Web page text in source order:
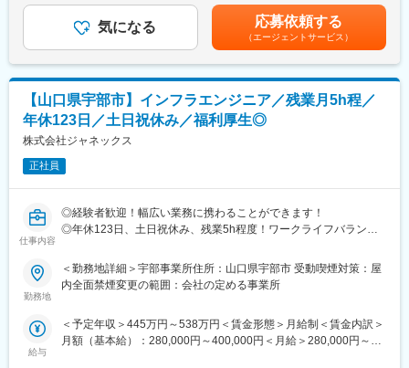
では珍しい施設を運営することを強みに、官公庁とも安定取引を
しています。”地域社会で最も信頼されるICT企業“を目指し、日々
新たなチャレンジを行っています。
変更の範囲：会社の定める業務
使い方や設定方法の問合せの場合、こちらの部署につながれます
本部署のメンバーで、お電話、メール、チャットで回答をお伝え
ります。
■お仕事詳細：
・システムエラー/トラブルなどシステムの専門性が求められる問
合せは別部署で対応。本ポジションはツールの使い方などをお伝
えします。
・ユーザーは税理士の先生、事業会社の財務経理部長様が多く、
経理の専門用語を用いた問合せあります。そのため経理の知識や
スキルを活かせます。
・ご入社後は「この問い合わせには〇〇のような回答でお客様に
で、安心して業務にあたれます。
・現状の問合せ受付時間は10～17時。それ以外の時間帯で対応す
・問合せ件数は月250件/1日12～15件程度。担当者あたり1日3～5
件を対応します（繁忙期はもう少し増えます）
補足＞■昇給：年1回（1月）■年俸制のため賞与無■年収モデル：
20代：300万～450万30代：390万～740万40代：450万～900万※
前職年収やご経験によって給与の設定を行います。※評価やスキル
によって金額変動あり。賃金はあくまでも目安の金額であり、選
考を通じて上下する可能性があります。月給(月額)は固定手当を含
めた表記です。
気になる 応募依頼する
（エージェントサービス）
【山口県宇部市】インフラエンジニア／残業月5h程／
年休123日／土日祝休み／福利厚生◎
株式会社ジャネックス
正社員
仕事内容
◎経験者歓迎！幅広い業務に携わることができます！
◎年休123日、土日祝休み、残業5h程度！ワークライフバランス
◎JAグループの安定基盤あり！業績も伸長しています！
1973年4月に設立、山口県山口市に本社を置いています。事業拡
大による人員体制をより強化するために中途採用募集を行ってお
勤務地
＜勤務地詳細＞宇部事業所住所：山口県宇部市 受動喫煙対策：屋
内全面禁煙変更の範囲：会社の定める事業所
給与
＜予定年収＞445万円～538万円＜賃金形態＞月給制＜賃金内訳＞
月額（基本給）：280,000円～400,000円＜月給＞280,000円～